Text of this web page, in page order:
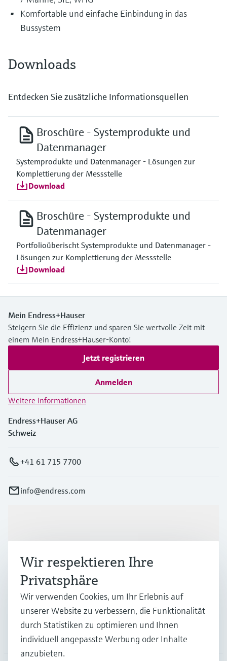
Komfortable und einfache Einbindung in das
Bussystem
Downloads
Entdecken Sie zusätzliche Informationsquellen
Broschüre - Systemprodukte und
Datenmanager
Systemprodukte und Datenmanager - Lösungen zur
Komplettierung der Messstelle
Download
Broschüre - Systemprodukte und
Datenmanager
Portfolioüberischt Systemprodukte und Datenmanager -
Lösungen zur Komplettierung der Messstelle
Download
Mein Endress+Hauser
Steigern Sie die Effizienz und sparen Sie wertvolle Zeit mit
einem Mein Endress+Hauser-Konto!
Jetzt registrieren
Anmelden
Weitere Informationen
Endress+Hauser AG
Schweiz
+41 61 715 7700
info@endress.com
Branchen
Support
Unternehmen
Wir respektieren Ihre
Privatsphäre
Wir verwenden Cookies, um Ihr Erlebnis auf
unserer Website zu verbessern, die Funktionalität
durch Statistiken zu optimieren und Ihnen
individuell angepasste Werbung oder Inhalte
anzubieten.